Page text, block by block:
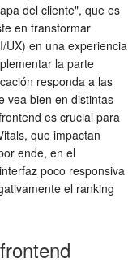
del cliente", que es
en transformar
UX) en una experiencia
la parte
responda a las
vea bien en distintas
es crucial para
que impactan
ende, en el
poco responsiva
el ranking